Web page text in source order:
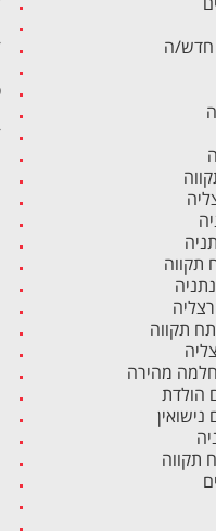
חדש/ה
תקווה
תקווה
מהירה
הולדת
נישואין
תקווה